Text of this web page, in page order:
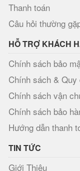
Thanh toán
Câu hỏi thường
HỖ TRỢ KHÁCH
Chính sách bảo
Chính sách & Quy
Chính sách vận
Chính sách bảo
Hướng dẫn thanh
TIN TỨC
Giới Thiệu